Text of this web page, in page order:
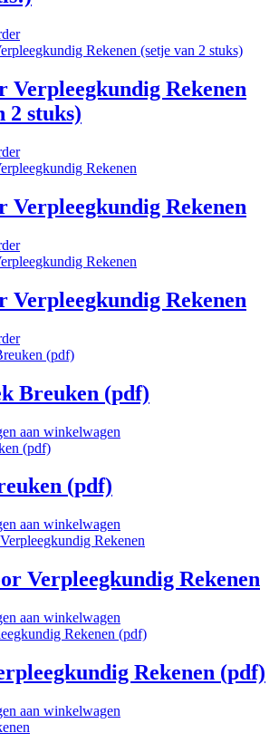
Verpleegkundig Rekenen
2 stuks)
Verpleegkundig Rekenen
Verpleegkundig Rekenen
Breuken (pdf)
aan winkelwagen
(pdf)
aan winkelwagen
Verpleegkundig Rekenen
aan winkelwagen
Rekenen (pdf)
aan winkelwagen